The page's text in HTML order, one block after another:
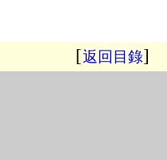
[返回目錄]